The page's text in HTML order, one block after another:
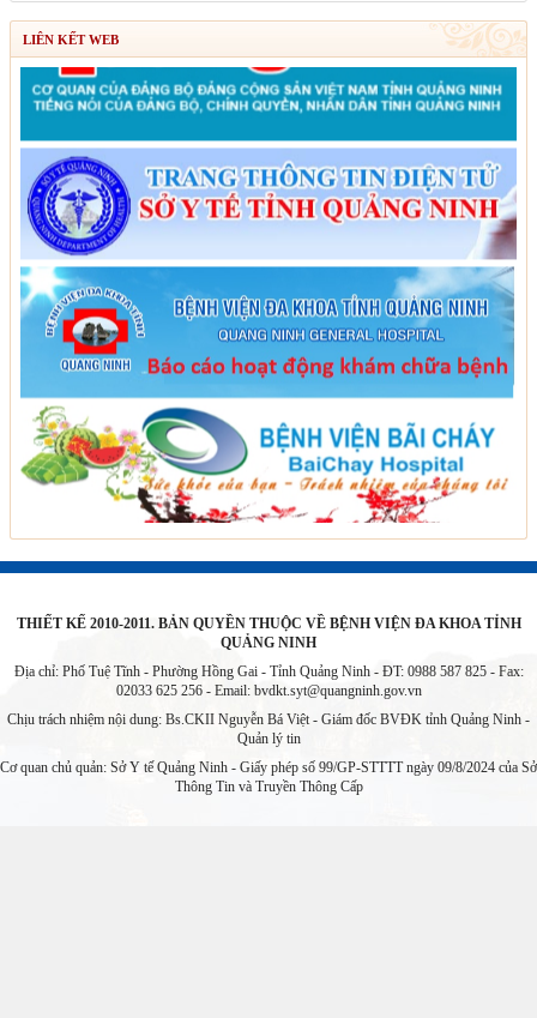
LIÊN KẾT WEB
THIẾT KẾ 2010-2011. BẢN QUYỀN THUỘC VỀ BỆNH VIỆN ĐA KHOA TỈNH
QUẢNG NINH
Địa chỉ: Phố Tuệ Tĩnh - Phường Hồng Gai - Tỉnh Quảng Ninh - ĐT: 0988 587 825 - Fax:
02033 625 256 - Email: bvdkt.syt@quangninh.gov.vn
Chịu trách nhiệm nội dung: Bs.CKII Nguyễn Bá Việt - Giám đốc BVĐK tỉnh Quảng Ninh -
Quản lý tin
Cơ quan chủ quản: Sở Y tế Quảng Ninh - Giấy phép số 99/GP-STTTT ngày 09/8/2024 của Sở
Thông Tin và Truyền Thông Cấp